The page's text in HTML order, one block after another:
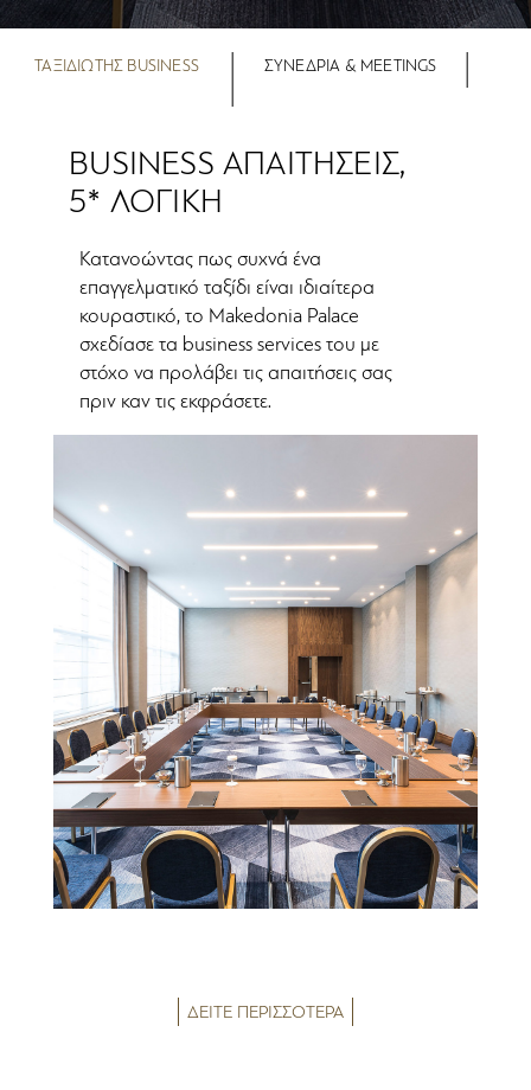
ΤΑΞΙΔΙΩΤΗΣ BUSINESS ΣΥΝΕΔΡΙΑ & MEETINGS
ΒUSINESS ΑΠΑΙΤΗΣΕΙΣ,
5* ΛΟΓΙΚΗ
Κατανοώντας πως συχνά ένα
επαγγελματικό ταξίδι είναι ιδιαίτερα
κουραστικό, το Makedonia Palace
σχεδίασε τα business services του με
στόχο να προλάβει τις απαιτήσεις σας
πριν καν τις εκφράσετε.
ΔΕΙΤΕ ΠΕΡΙΣΣΟΤΕΡΑ